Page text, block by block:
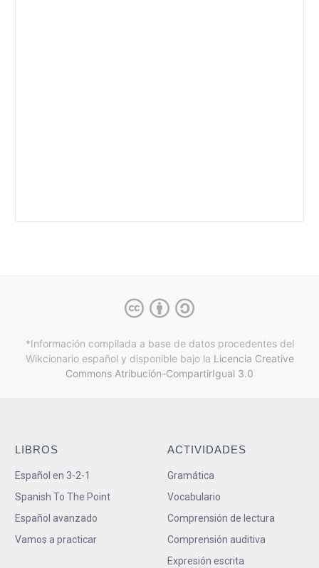
*Información compilada a base de datos procedentes del
Wikcionario español y disponible bajo la Licencia Creative
Commons Atribución-CompartirIgual 3.0
LIBROS
Español en 3-2-1
Spanish To The Point
Español avanzado
Vamos a practicar
ACTIVIDADES
Gramática
Vocabulario
Comprensión de lectura
Comprensión auditiva
Expresión escrita